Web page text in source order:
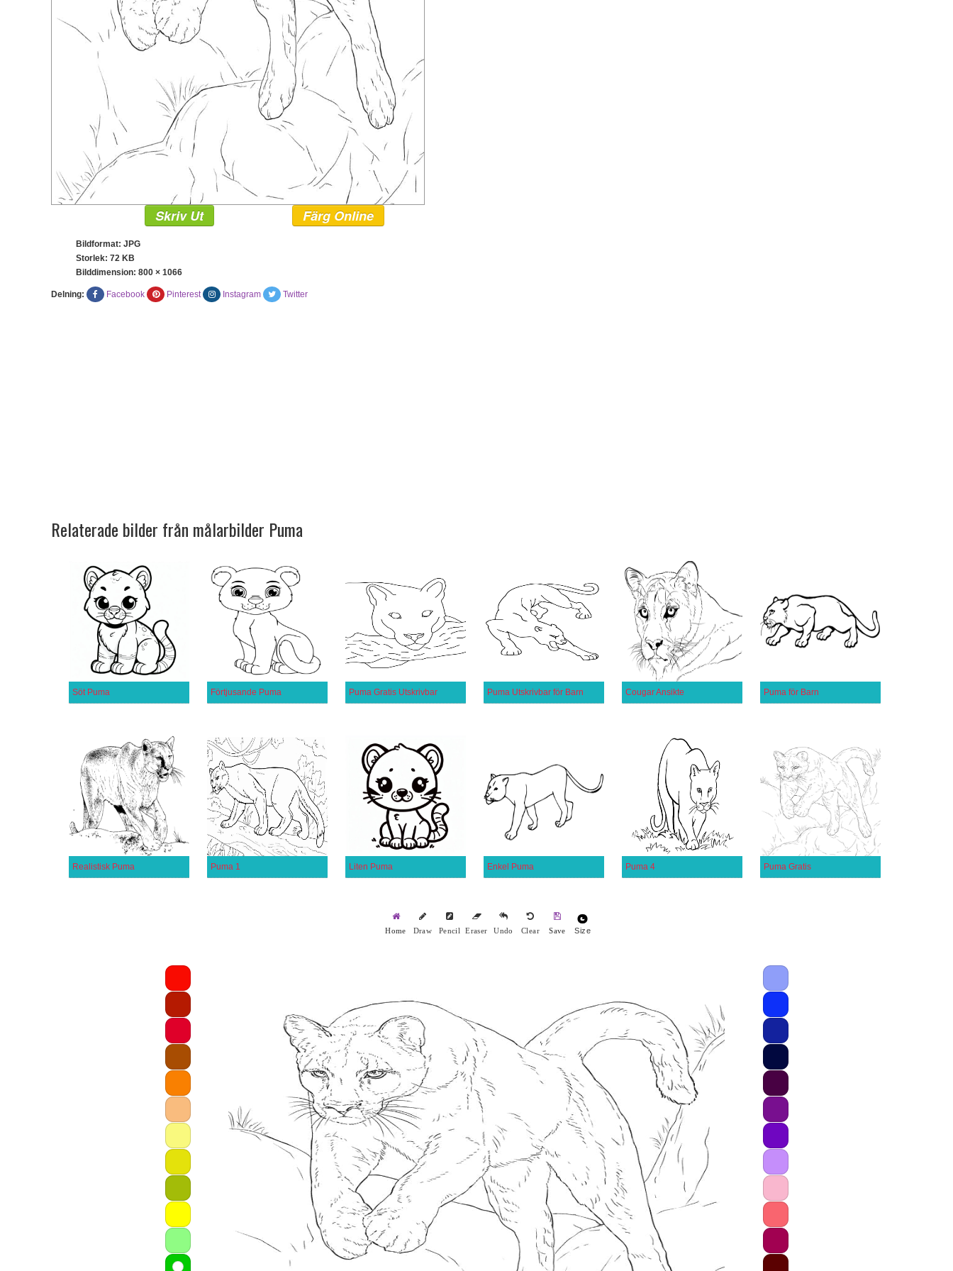
Skriv Ut Färg Online
Bildformat: JPG
Storlek: 72 KB
Bilddimension: 800 × 1066
Delning: Facebook Pinterest Instagram Twitter
Relaterade bilder från målarbilder Puma
Söt Puma Förtjusande Puma Puma Gratis Utskrivbar Puma Utskrivbar för Barn Cougar Ansikte Puma för Barn
Realistisk Puma Puma 1 Liten Puma Enkel Puma Puma 4 Puma Gratis
Home Draw Pencil Eraser Undo Clear Save Size